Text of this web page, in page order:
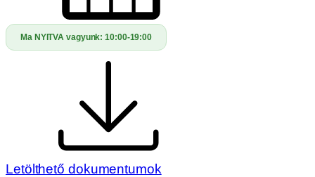
Ma NYITVA vagyunk:10:00-19:00
Letölthető dokumentumok